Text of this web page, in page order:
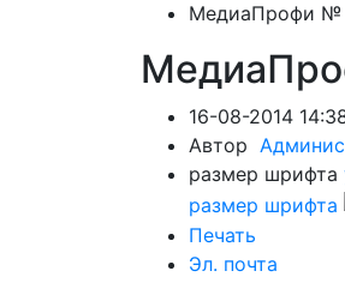
МедиаПрофи №
16-08-2014
Автор
размер шрифта
размер шрифта
Печать
Эл. почта